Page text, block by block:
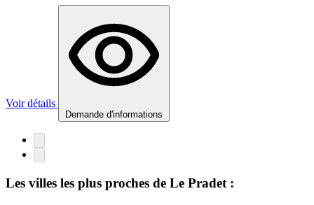
Voir détails
Demande d'informations
Les villes les plus proches de Le Pradet :